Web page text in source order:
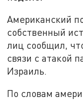
Американский
собственный
лиц сообщил,
связи с атакой
Израиль.
По словам